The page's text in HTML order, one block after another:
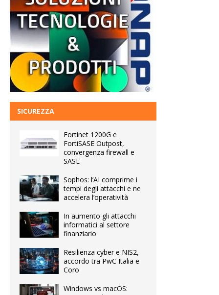
SICUREZZA
Fortinet 1200G e
FortiSASE Outpost,
convergenza firewall e
SASE
Sophos: l’AI comprime i
tempi degli attacchi e ne
accelera l’operatività
In aumento gli attacchi
informatici al settore
finanziario
Resilienza cyber e NIS2,
accordo tra PwC Italia e
Coro
Windows vs macOS: